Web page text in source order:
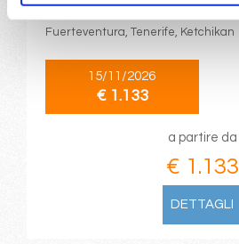
Fuerteventura, Tenerife, Ketchikan
15/11/2026
€ 1.133
a partire da
€ 1.133
DETTAGLI